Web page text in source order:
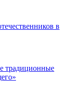
в
традиционные